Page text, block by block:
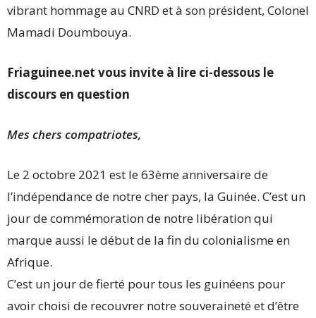
vibrant hommage au CNRD et à son président, Colonel
Mamadi Doumbouya.
Friaguinee.net vous invite à lire ci-dessous le
discours en question
Mes chers compatriotes,
Le 2 octobre 2021 est le 63ème anniversaire de
l’indépendance de notre cher pays, la Guinée. C’est un
jour de commémoration de notre libération qui
marque aussi le début de la fin du colonialisme en
Afrique.
C’est un jour de fierté pour tous les guinéens pour
avoir choisi de recouvrer notre souveraineté et d’être